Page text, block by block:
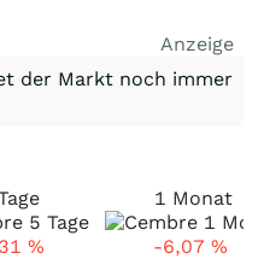
Anzeige
der Markt noch immer
%
1 Monat
-6,07 %